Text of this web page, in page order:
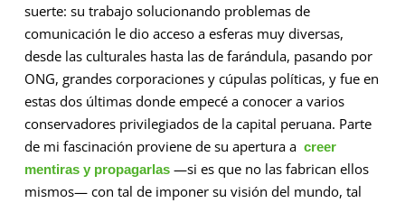
suerte: su trabajo solucionando problemas de
comunicación le dio acceso a esferas muy diversas,
desde las culturales hasta las de farándula, pasando por
ONG, grandes corporaciones y cúpulas políticas, y fue en
estas dos últimas donde empecé a conocer a varios
conservadores privilegiados de la capital peruana. Parte
de mi fascinación proviene de su apertura a creer
mentiras y propagarlas—si es que no las fabrican ellos
mismos— con tal de imponer su visión del mundo, tal